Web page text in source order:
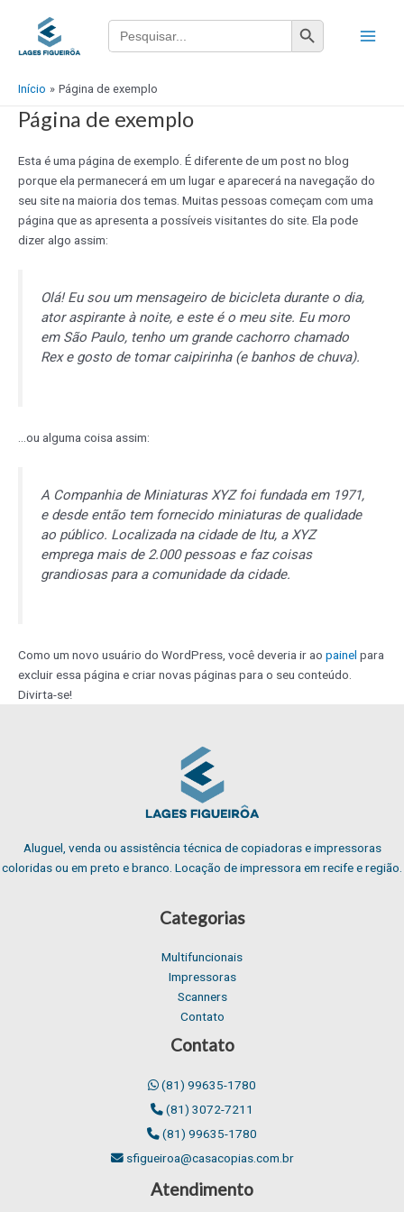
Search
for:
Search Button
Menu
Início Página de exemplo
Página de exemplo
Esta é uma página de exemplo. É diferente de um post no blog
porque ela permanecerá em um lugar e aparecerá na navegação do
seu site na maioria dos temas. Muitas pessoas começam com uma
página que as apresenta a possíveis visitantes do site. Ela pode
dizer algo assim:
Olá! Eu sou um mensageiro de bicicleta durante o dia,
ator aspirante à noite, e este é o meu site. Eu moro
em São Paulo, tenho um grande cachorro chamado
Rex e gosto de tomar caipirinha (e banhos de chuva).
…ou alguma coisa assim:
A Companhia de Miniaturas XYZ foi fundada em 1971,
e desde então tem fornecido miniaturas de qualidade
ao público. Localizada na cidade de Itu, a XYZ
emprega mais de 2.000 pessoas e faz coisas
grandiosas para a comunidade da cidade.
Como um novo usuário do WordPress, você deveria ir ao painel para
excluir essa página e criar novas páginas para o seu conteúdo.
Divirta-se!
Aluguel, venda ou assistência técnica de copiadoras e impressoras
coloridas ou em preto e branco. Locação de impressora em recife e região.
Categorias
Multifuncionais
Impressoras
Scanners
Contato
Contato
(81) 99635-1780
(81) 3072-7211
(81) 99635-1780
sfigueiroa@casacopias.com.br
Atendimento